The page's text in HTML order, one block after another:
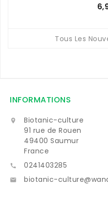
Tous Les
INFORMATIONS

Biotanic-culture
91 rue de Rouen
49400 Saumur
France
 0241403285
 biotanic-